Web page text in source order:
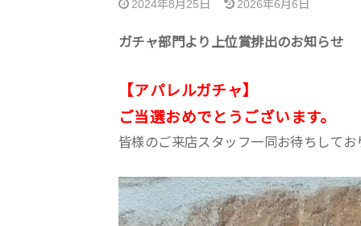
2024年8月25日 2026年6月6日
ガチャ部門より上位賞排出のお知らせ
【アパレルガチャ】
ご当選おめでとうございます。
皆様のご来店スタッフ一同お待ちしてお